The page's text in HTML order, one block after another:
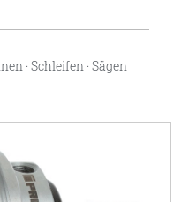
· Schleifen · Sägen